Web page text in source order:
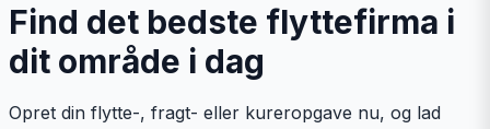
Find det bedste flyttefirma i
dit område i dag
Opret din flytte-, fragt- eller kureropgave nu, og lad